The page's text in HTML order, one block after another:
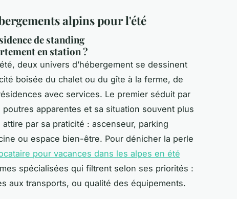
alpins pour l'été
de standing
en station ?
deux univers d’hébergement se dessinent
boisée du chalet ou du gîte à la ferme, de
avec services. Le premier séduit par
apparentes et sa situation souvent plus
par sa praticité : ascenseur, parking
ou espace bien-être. Pour dénicher la perle
pour vacances dans les alpes en été
spécialisées qui filtrent selon ses priorités :
aux transports, ou qualité des équipements.